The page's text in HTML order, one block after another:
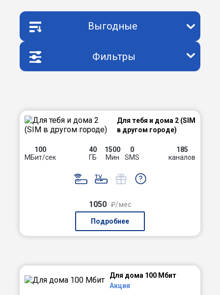
Выгодные
Фильтры
Для тебя и дома 2 (SIM
в другом городе)
100
МБит/сек
40
ГБ
1500
Мин
0
SMS
185
каналов
1050 ₽/мес
Подробнее
Для дома 100 Мбит
Акция